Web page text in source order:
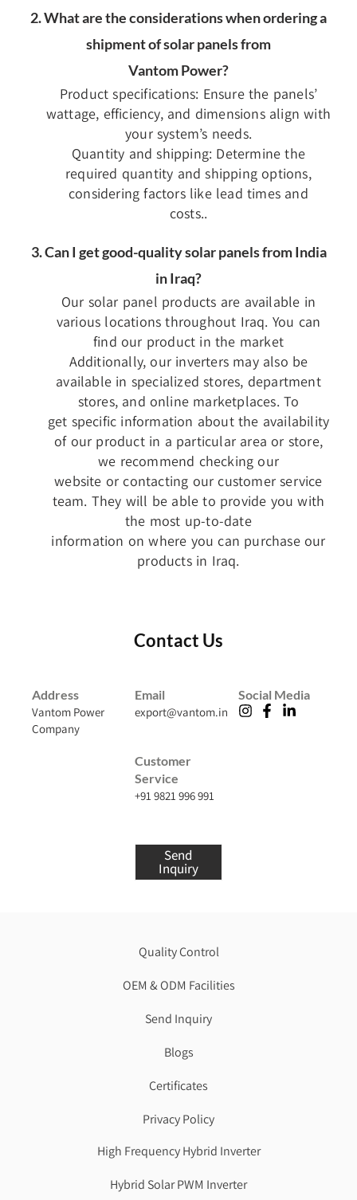
2. What are the considerations when ordering a
shipment of solar panels from
Vantom Power?
Product specifications: Ensure the panels’
wattage, efficiency, and dimensions align with
your system’s needs.
Quantity and shipping: Determine the
required quantity and shipping options,
considering factors like lead times and
costs..
3. Can I get good-quality solar panels from India
in Iraq?
Our solar panel products are available in
various locations throughout Iraq. You can
find our product in the market
Additionally, our inverters may also be
available in specialized stores, department
stores, and online marketplaces. To
get specific information about the availability
of our product in a particular area or store,
we recommend checking our
website or contacting our customer service
team. They will be able to provide you with
the most up-to-date
information on where you can purchase our
products in Iraq.
Contact Us
Address
Vantom Power
Company
Email
export@vantom.in
Customer
Service
+91 9821 996 991
Send
Inquiry
Social Media
Quality Control
OEM & ODM Facilities
Send Inquiry
Blogs
Certificates
Privacy Policy
High Frequency Hybrid Inverter
Hybrid Solar PWM Inverter